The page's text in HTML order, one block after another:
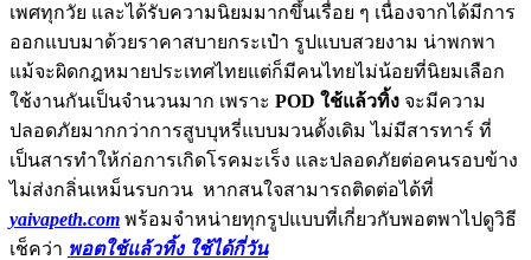
เพศทุกวัย และได้รับความนิยมมากขึ้นเรื่อย ๆ เนื่องจากได้มีการ
ออกแบบมาด้วยราคาสบายกระเป๋า รูปแบบสวยงาม น่าพกพา
แม้จะผิดกฎหมายประเทศไทยแต่ก็มีคนไทยไม่น้อยที่นิยมเลือก
ใช้งานกันเป็นจำนวนมาก เพราะ POD ใช้แล้วทิ้ง จะมีความ
ปลอดภัยมากกว่าการสูบบุหรี่แบบมวนดั้งเดิม ไม่มีสารทาร์ ที่
เป็นสารทำให้ก่อการเกิดโรคมะเร็ง และปลอดภัยต่อคนรอบข้าง
ไม่ส่งกลิ่นเหม็นรบกวน หากสนใจสามารถติดต่อได้ที่
yaivapeth.com พร้อมจำหน่ายทุกรูปแบบที่เกี่ยวกับพอตพาไปดูวิธี
เช็คว่า พอตใช้แล้วทิ้ง ใช้ได้กี่วัน